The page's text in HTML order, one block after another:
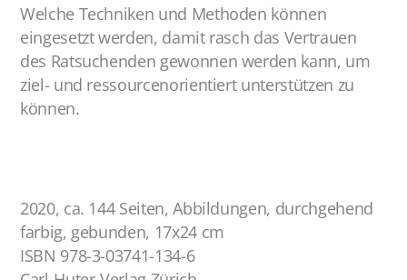
Welche Techniken und Methoden können
eingesetzt werden, damit rasch das Vertrauen
des Ratsuchenden gewonnen werden kann, um
ziel- und ressourcenorientiert unterstützen zu
können.
2020, ca. 144 Seiten, Abbildungen, durchgehend
farbig, gebunden, 17x24 cm
ISBN 978-3-03741-134-6